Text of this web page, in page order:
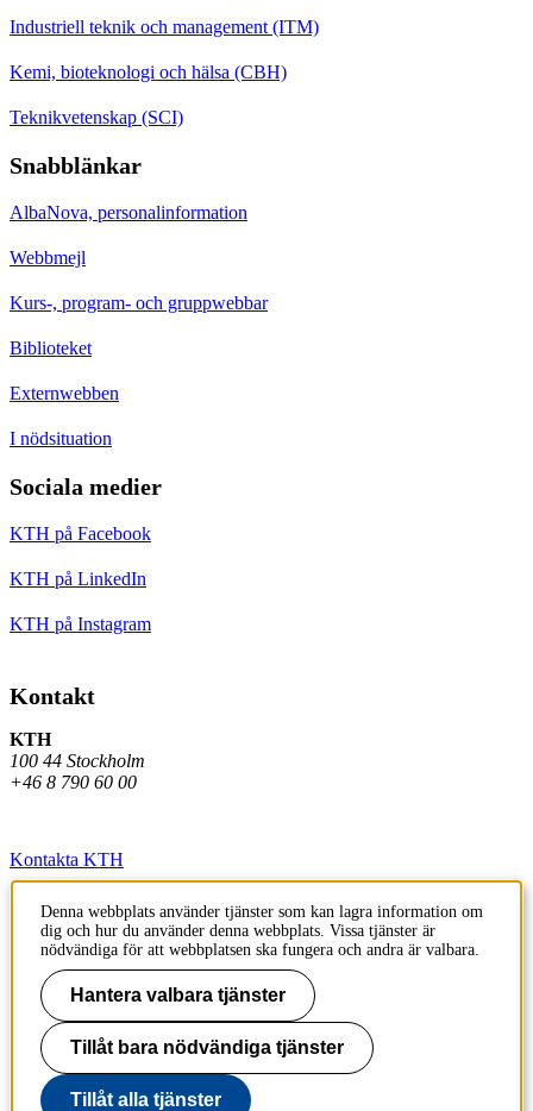
Industriell teknik och management (ITM)
Kemi, bioteknologi och hälsa (CBH)
Teknikvetenskap (SCI)
Snabblänkar
AlbaNova, personalinformation
Webbmejl
Kurs-, program- och gruppwebbar
Biblioteket
Externwebben
I nödsituation
Sociala medier
KTH på Facebook
KTH på LinkedIn
KTH på Instagram
Kontakt
KTH
100 44 Stockholm
+46 8 790 60 00
Kontakta KTH
Jobba på KTH
Press och media
Faktura och betalning KTH
Om KTH:s webbplatser
Tillgänglighetsredogörelse
Denna webbplats använder tjänster som kan lagra information om
dig och hur du använder denna webbplats. Vissa tjänster är
nödvändiga för att webbplatsen ska fungera och andra är valbara.
Hantera valbara tjänster
Tillåt bara nödvändiga tjänster
Tillåt alla tjänster